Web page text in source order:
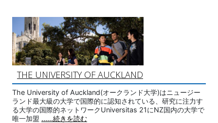
THE UNIVERSITY OF AUCKLAND
The University of Auckland(オークランド大学)はニュージー
ランド最大級の大学で国際的に認知されている、研究に注力す
る大学の国際的ネットワークUniversitas 21にNZ国内の大学で
唯一加盟 ......続きを読む